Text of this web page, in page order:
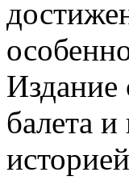
Издание
балета